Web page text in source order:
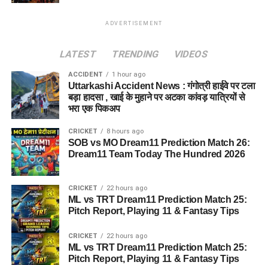
ADVERTISEMENT
LATEST TRENDING VIDEOS
ACCIDENT 1 hour ago
Uttarkashi Accident News : गंगोत्री हाईवे पर टला
बड़ा हादसा , खाई के मुहाने पर अटका कांवड़ यात्रियों से
भरा एक पिकअप
CRICKET 8 hours ago
SOB vs MO Dream11 Prediction Match 26:
Dream11 Team Today The Hundred 2026
CRICKET 22 hours ago
ML vs TRT Dream11 Prediction Match 25:
Pitch Report, Playing 11 & Fantasy Tips
CRICKET 22 hours ago
ML vs TRT Dream11 Prediction Match 25:
Pitch Report, Playing 11 & Fantasy Tips